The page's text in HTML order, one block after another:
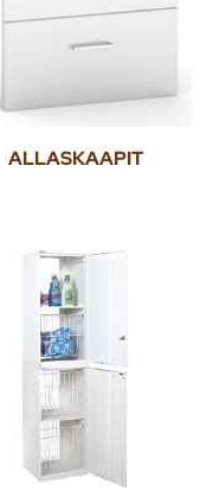
ALLASKAAPIT